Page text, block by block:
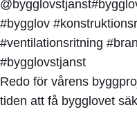
Redo för vårens
tiden att få bygglovet